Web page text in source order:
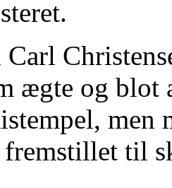
Carl
ægte og
men
til